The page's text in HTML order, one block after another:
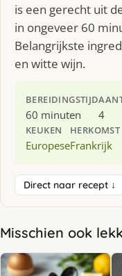
is een gerecht uit
in ongeveer 60
Belangrijkste
en witte wijn.
BEREIDINGSTIJD
60 minuten 4
KEUKEN
Europese
HERKOMST
Frankrijk
Direct naar recept ↓
Misschien ook